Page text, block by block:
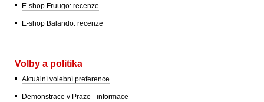
E-shop Fruugo: recenze
E-shop Balando: recenze
Volby a politika
Aktuální volební preference
Demonstrace v Praze - informace